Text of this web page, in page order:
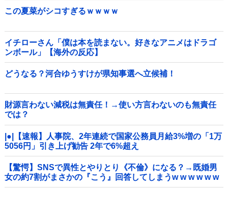
この夏菜がシコすぎるｗｗｗｗ
イチローさん「僕は本を読まない。好きなアニメはドラゴ
ンボール」【海外の反応】
どうなる？河合ゆうすけが県知事選へ立候補！
財源言わない減税は無責任！→使い方言わないのも無責任
では？
|●|【速報】人事院、2年連続で国家公務員月給3%増の「1万
5056円」引き上げ勧告 2年で6%超え
【驚愕】SNSで異性とやりとり《不倫》になる？→既婚男
女の約7割がまさかの『こう』回答してしまうw w w w w w
w w